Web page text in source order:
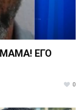
ЕГО
0